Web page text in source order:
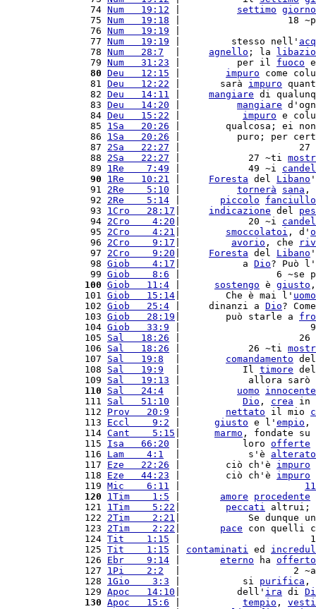
74 Num   19:12 settimo giorno
75 Num   19:18 |                   18
76 Num   19:19
77 Num   19:19 |         stesso nell'
78 Num   28:7 agnello ; la
79 Num   31:23 |          per il fuoco
80 Deu   12:15 impuro come
81 Deu   12:22 |       sarà impuro
82 Deu   14:11 mangiare di
83 Deu   14:20 mangiare
84 Deu   15:22 impuro e
85 1Sa   20:26 |        qualcosa; ei
86 1Sa   20:26 |          puro; per
87 2Sa   22:27 |                     27
88 2Sa   22:27 |            27 ~ti
89 1Re    7:49 |            49 ~i
90
1Re   10:21 Foresta del Libano
91 2Re    5:10 tornerà sana ,
92 2Re    5:14 piccolo
fanciullo
93 1Cro   28:17 indicazione del
94 2Cro    4:20 |            20 ~i
95 2Cro    4:21 smoccolatoi , d'
96 2Cro    9:17 avorio , che
97 2Cro    9:20 Foresta del Libano
98 Giob    4:17 |           a Dio? Può l'
99 Giob    8:6 |                 6 ~se
100 Giob   11:4 sostengo è giusto
101 Giob   15:14 |        Che è mai l' uomo
102 Giob   25:4 |     dinanzi a Dio?
103 Giob   28:19 |        può starle a
104 Giob   33:9 |                       9
105 Sal   18:26 |                     26
106 Sal   18:26 |            26 ~ti
107 Sal   19:8 comandamento
108 Sal   19:9
  |           Il
timore
109 Sal   19:13 |            allora sarò
110
Sal   24:4 uomo
innocente
111 Sal   51:10 Dio , crea in
112 Prov   20:9 nettato il mio
113 Eccl    9:2 giusto e l' empio ,
114 Cant    5:15 marmo , fondate su
115 Isa   66:20 |           loro offerte
116 Lam    4:1
  |            s'è
alterato
117 Eze   22:26 |        ciò ch'è impuro
118 Eze   44:23 |        ciò ch'è impuro
119 Mic    6:11
11
120
1Tim    1:5 amore procedente
121 1Tim    5:22 peccati altrui;
122 2Tim    2:21 |            Se dunque
123 2Tim    2:22 pace con quelli
124 Tit    1:15 |                       15
125 Tit    1:15 contaminati ed
126 Ebr    9:14 eterno ha offerto
127 1Pi    2:2
|                    2
128 1Gio    3:3 |           si purifica ,
129 Apoc   14:10 |          dell' ira di
130 Apoc   15:6 tempio ,